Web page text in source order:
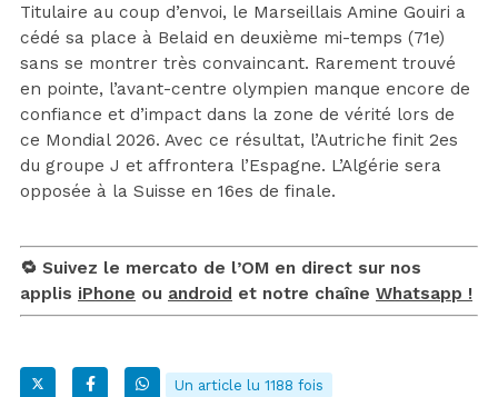
Titulaire au coup d’envoi, le Marseillais Amine Gouiri a
cédé sa place à Belaid en deuxième mi-temps (71e)
sans se montrer très convaincant. Rarement trouvé
en pointe, l’avant-centre olympien manque encore de
confiance et d’impact dans la zone de vérité lors de
ce Mondial 2026. Avec ce résultat, l’Autriche finit 2es
du groupe J et affrontera l’Espagne. L’Algérie sera
opposée à la Suisse en 16es de finale.
🔁 Suivez le mercato de l’OM en direct sur nos
applis iPhone ou android et notre chaîne Whatsapp !
Un article lu 1188 fois